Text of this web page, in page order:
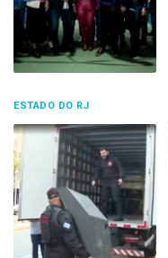
ESTADO DO RJ